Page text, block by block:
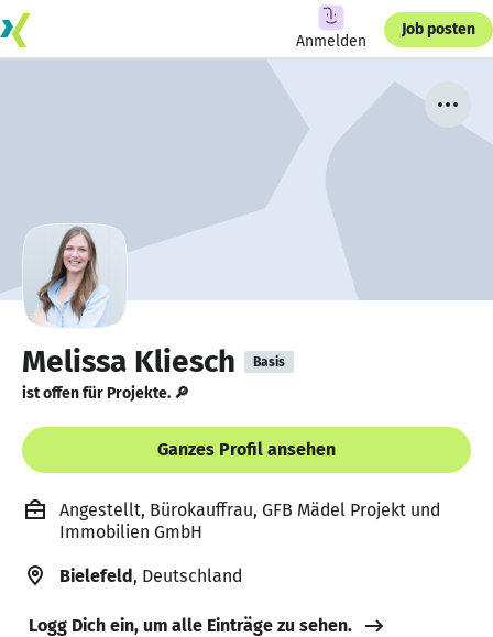
Anmelden
Job posten
Melissa Kliesch Basis
ist offen für Projekte. 🔎
Ganzes Profil ansehen
Angestellt, Bürokauffrau, GFB Mädel Projekt und
Immobilien GmbH
Bielefeld, Deutschland
Logg Dich ein, um alle Einträge zu sehen.